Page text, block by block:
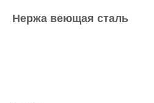
Нержа веющая сталь